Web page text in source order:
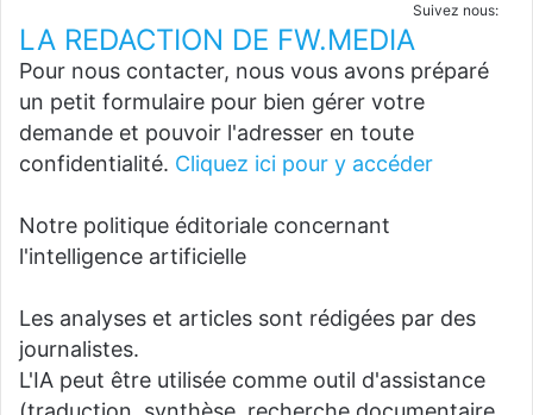
Suivez nous:
LA REDACTION DE FW.MEDIA
Pour nous contacter, nous vous avons préparé
un petit formulaire pour bien gérer votre
demande et pouvoir l'adresser en toute
confidentialité. Cliquez ici pour y accéder
Notre politique éditoriale concernant
l'intelligence artificielle
Les analyses et articles sont rédigées par des
journalistes.
L'IA peut être utilisée comme outil d'assistance